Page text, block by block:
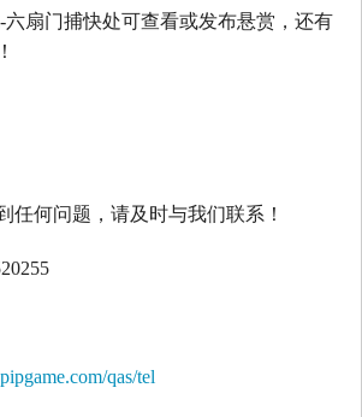
-六扇门捕快处可查看或发布悬赏，还有
任何问题，请及时与我们联系！
qas/tel